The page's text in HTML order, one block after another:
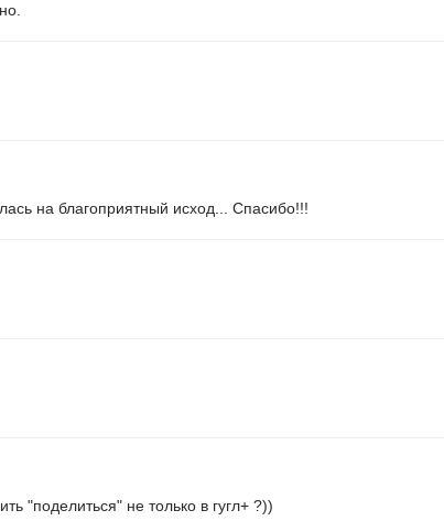
на благоприятный исход... Спасибо!!!
"поделиться" не только в гугл+ ?))